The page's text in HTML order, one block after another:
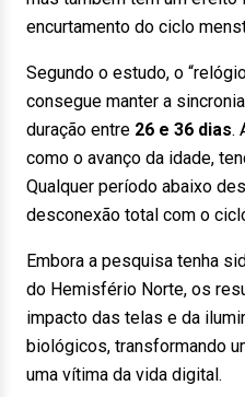
encurtamento do ciclo
Segundo o estudo, o
consegue manter a
duração entre 26 e 36 dias.
como o avanço da idade,
Qualquer período abaixo
desconexão total com o
Embora a pesquisa tenha
do Hemisfério Norte, os
impacto das telas e da
biológicos, transformando
uma vítima da vida digital.